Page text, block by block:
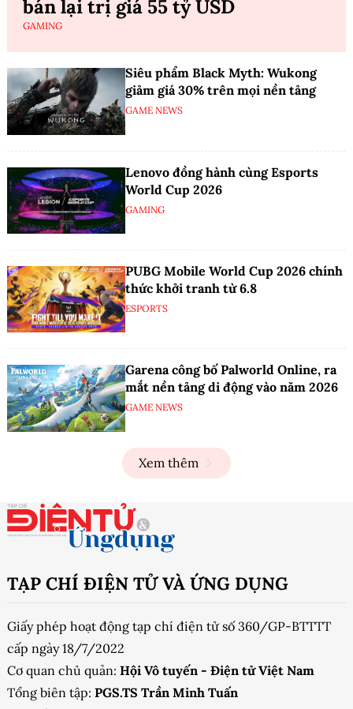
bán lại trị giá 55 tỷ USD
GAMING
Siêu phẩm Black Myth: Wukong
giảm giá 30% trên mọi nền tảng
GAME NEWS
Lenovo đồng hành cùng Esports
World Cup 2026
GAMING
PUBG Mobile World Cup 2026 chính
thức khởi tranh từ 6.8
ESPORTS
Garena công bố Palworld Online, ra
mắt nền tảng di động vào năm 2026
GAME NEWS
Xem thêm
TẠP CHÍ ĐIỆN TỬ VÀ ỨNG DỤNG
Giấy phép hoạt động tạp chí điện tử số 360/GP-BTTTT
cấp ngày 18/7/2022
Cơ quan chủ quản: Hội Vô tuyến - Điện tử Việt Nam
Tổng biên tập: PGS.TS Trần Minh Tuấn